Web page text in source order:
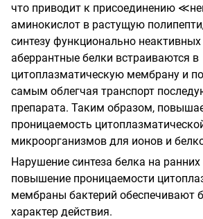
что приводит к присоединению ≪
аминокислот в растущую
синтезу функционально
аберрантные белки встраиваются в
цитоплазматическую мембрану и
самым облегчая транспорт
препарата. Таким образом,
проницаемость
микроорганизмов для ионов и
Нарушение синтеза белка на ранних
повышение проницаемости
мембраны бактерий обеспечивают
характер действия.